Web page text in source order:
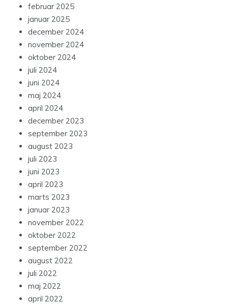
februar 2025
januar 2025
december 2024
november 2024
oktober 2024
juli 2024
juni 2024
maj 2024
april 2024
december 2023
september 2023
august 2023
juli 2023
juni 2023
april 2023
marts 2023
januar 2023
november 2022
oktober 2022
september 2022
august 2022
juli 2022
maj 2022
april 2022